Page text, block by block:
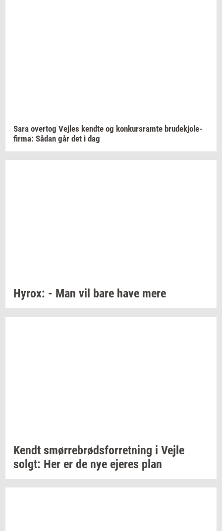
Sara over­tog Vej­les kend­te og kon­kurs­ram­te bru­dekjo­le­
fir­ma: Sådan går det i dag
Hyrox: - Man vil bare have mere
Kendt smør­re­brød­s­for­ret­ning i Vejle
solgt: Her er de nye eje­res plan